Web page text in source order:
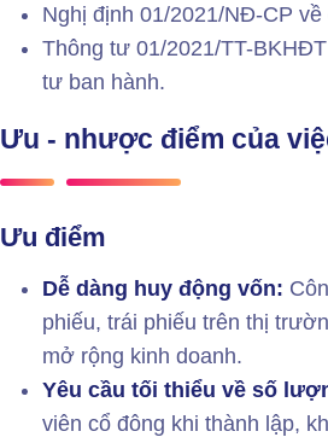
Nghị định 01/2021/NĐ-CP
Thông tư 01/2021/TT-
tư ban hành.
Ưu - nhược điểm của
Ưu điểm
Dễ dàng huy động vốn:
phiếu, trái phiếu trên thị
mở rộng kinh doanh.
Yêu cầu tối thiểu về số
viên cổ đông khi thành lập,